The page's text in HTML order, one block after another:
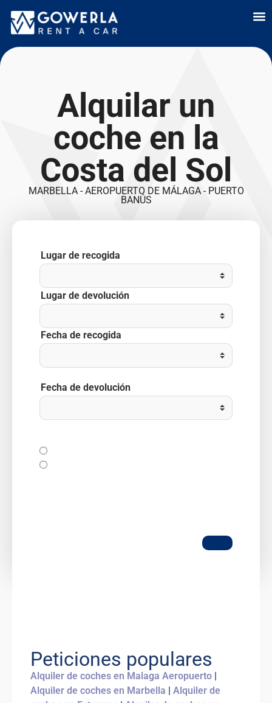
Alquilar un
coche en la
Costa del Sol
MARBELLA - AEROPUERTO DE MÁLAGA - PUERTO
BANÚS
Lugar de recogida
Lugar de devolución
Fecha de recogida
Fecha de devolución
Peticiones populares
Alquiler de coches en Malaga Aeropuerto |
Alquiler de coches en Marbella | Alquiler de